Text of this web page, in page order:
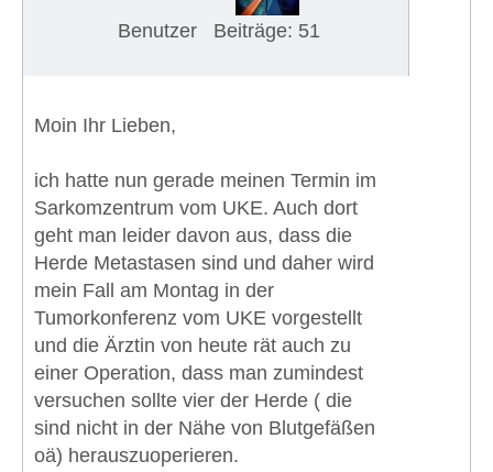
Benutzer Beiträge: 51
Moin Ihr Lieben,
ich hatte nun gerade meinen Termin im
Sarkomzentrum vom UKE. Auch dort
geht man leider davon aus, dass die
Herde Metastasen sind und daher wird
mein Fall am Montag in der
Tumorkonferenz vom UKE vorgestellt
und die Ärztin von heute rät auch zu
einer Operation, dass man zumindest
versuchen sollte vier der Herde ( die
sind nicht in der Nähe von Blutgefäßen
oä) herauszuoperieren.